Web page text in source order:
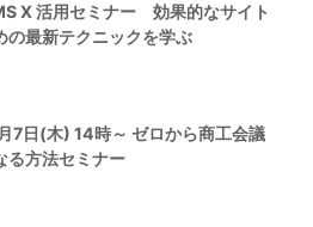
X 活用セミナー 効果的なサイト
の最新テクニックを学ぶ
7日(木) 14時～ ゼロから商工会議
る方法セミナー